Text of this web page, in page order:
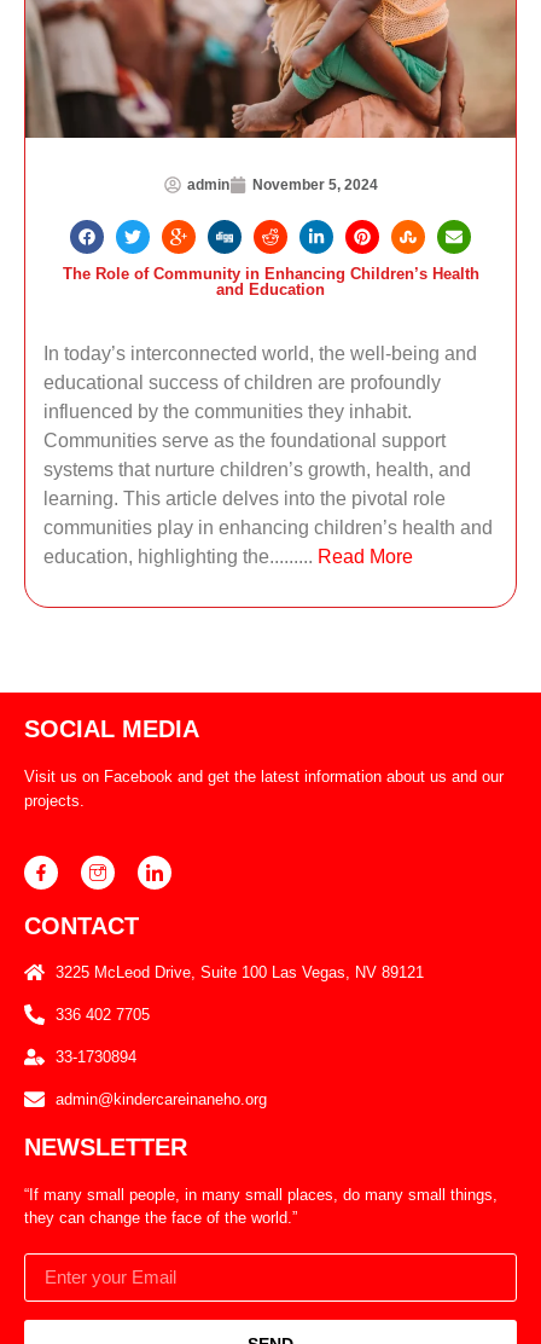
admin November 5, 2024
The Role of Community in Enhancing Children’s Health
and Education
In today’s interconnected world, the well-being and
educational success of children are profoundly
influenced by the communities they inhabit.
Communities serve as the foundational support
systems that nurture children’s growth, health, and
learning. This article delves into the pivotal role
communities play in enhancing children’s health and
education, highlighting the......... Read More
SOCIAL MEDIA
Visit us on Facebook and get the latest information about us and our
projects.
CONTACT
3225 McLeod Drive, Suite 100 Las Vegas, NV 89121
336 402 7705
33-1730894
admin@kindercareinaneho.org
NEWSLETTER
“If many small people, in many small places, do many small things,
they can change the face of the world.”